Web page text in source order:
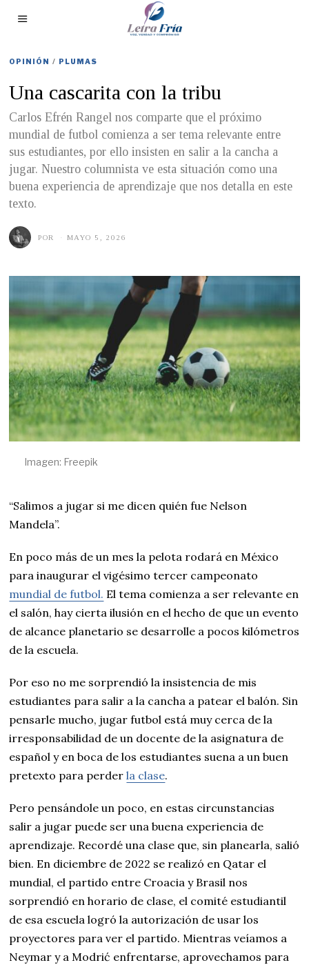
OPINIÓN / PLUMAS
Una cascarita con la tribu
Carlos Efrén Rangel nos comparte que el próximo
mundial de futbol comienza a ser tema relevante entre
sus estudiantes, por ello insisten en salir a la cancha a
jugar. Nuestro columnista ve esta situación como una
buena experiencia de aprendizaje que nos detalla en este
texto.
POR MAYO 5, 2026
5
,
2
6
Imagen: Freepik
“Salimos a jugar si me dicen quién fue Nelson
Mandela”.
En poco más de un mes la pelota rodará en México
para inaugurar el vigésimo tercer campeonato
mundial de futbol. El tema comienza a ser relevante en
el salón, hay cierta ilusión en el hecho de que un evento
de alcance planetario se desarrolle a pocos kilómetros
de la escuela.
Por eso no me sorprendió la insistencia de mis
estudiantes para salir a la cancha a patear el balón. Sin
pensarle mucho, jugar futbol está muy cerca de la
irresponsabilidad de un docente de la asignatura de
español y en boca de los estudiantes suena a un buen
pretexto para perderla clase.
Pero pensándole un poco, en estas circunstancias
salir a jugar puede ser una buena experiencia de
aprendizaje. Recordé una clase que, sin planearla, salió
bien. En diciembre de 2022 se realizó en Qatar el
mundial, el partido entre Croacia y Brasil nos
sorprendió en horario de clase, el comité estudiantil
de esa escuela logró la autorización de usar los
proyectores para ver el partido. Mientras veíamos a
Neymar y a Modrić enfrentarse, aprovechamos para